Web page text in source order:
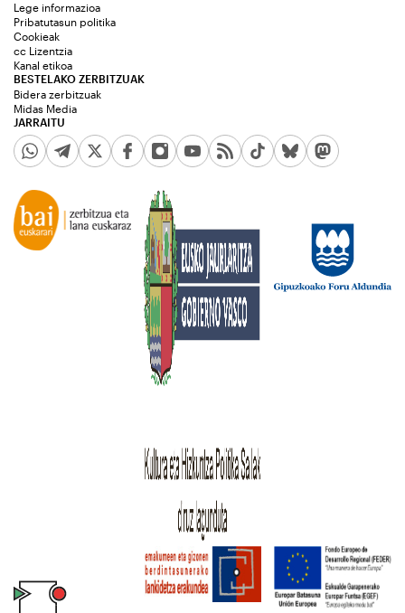
JARRAITU
Lege informazioa
Pribatutasun politika
Cookieak
cc Lizentzia
Kanal etikoa
BESTELAKO ZERBITZUAK
Bidera zerbitzuak
Midas Media